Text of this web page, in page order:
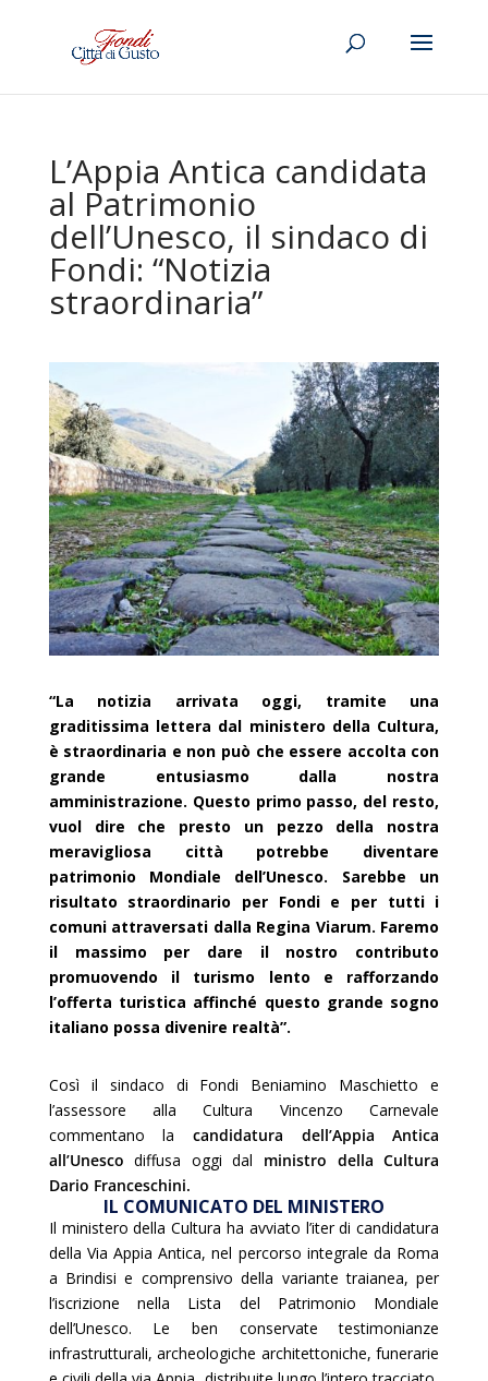
L’Appia Antica candidata
al Patrimonio
dell’Unesco, il sindaco di
Fondi: “Notizia
straordinaria”
“La notizia arrivata oggi, tramite una
graditissima lettera dal ministero della Cultura,
è straordinaria e non può che essere accolta con
grande entusiasmo dalla nostra
amministrazione. Questo primo passo, del resto,
vuol dire che presto un pezzo della nostra
meravigliosa città potrebbe diventare
patrimonio Mondiale dell’Unesco. Sarebbe un
risultato straordinario per Fondi e per tutti i
comuni attraversati dalla Regina Viarum. Faremo
il massimo per dare il nostro contributo
promuovendo il turismo lento e rafforzando
l’offerta turistica affinché questo grande sogno
italiano possa divenire realtà”.
Così il sindaco di Fondi Beniamino Maschietto e
l’assessore alla Cultura Vincenzo Carnevale
commentano la candidatura dell’Appia Antica
all’Unesco diffusa oggi dal ministro della Cultura
Dario Franceschini.
IL COMUNICATO DEL MINISTERO
Il ministero della Cultura ha avviato l’iter di candidatura
della Via Appia Antica, nel percorso integrale da Roma
a Brindisi e comprensivo della variante traianea, per
l’iscrizione nella Lista del Patrimonio Mondiale
dell’Unesco. Le ben conservate testimonianze
infrastrutturali, archeologiche architettoniche, funerarie